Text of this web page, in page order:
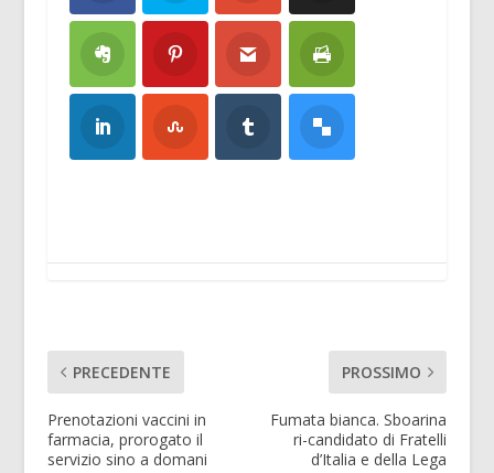
PRECEDENTE
Prenotazioni vaccini in
farmacia, prorogato il
servizio sino a domani
PROSSIMO
Fumata bianca. Sboarina
ri-candidato di Fratelli
d’Italia e della Lega